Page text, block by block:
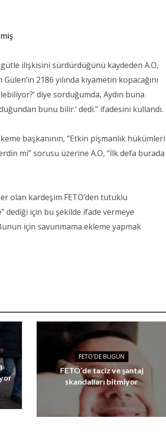
ilişkisini sürdürdüğünü kaydeden A.O,
2186 yılında kıyametin kopacağını
diye sorduğumda, Aydın buna
bunu bilir.’ dedi.” ifadesini kullandı.
başkanının, “Etkin pişmanlık hükümleri
mi” sorusu üzerine A.O, “İlk defa burada
olan kardeşim FETÖ’den tutuklu
dediği için bu şekilde ifade vermeye
için savunmama ekleme yapmak
FETÖ'DE BUGÜN
FETÖ’de taciz ve şantaj
skandalları bitmiyor